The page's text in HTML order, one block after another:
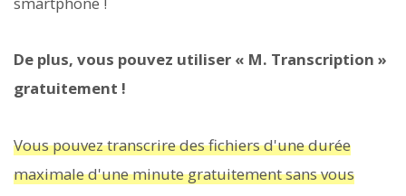
De plus, vous pouvez utiliser « M. Transcription »
gratuitement !
Vous pouvez transcrire des fichiers d'une durée
maximale d'une minute gratuitement sans vous